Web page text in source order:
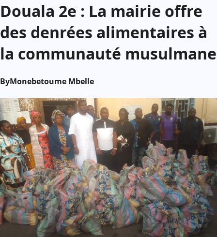
Douala 2e : La mairie offre
des denrées alimentaires à
la communauté musulmane
ByMonebetoume Mbelle